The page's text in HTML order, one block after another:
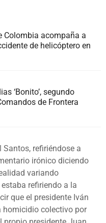
Colombia acompaña a
de helicóptero en
‘Bonito’, segundo
de Frontera
refiriéndose a
irónico diciendo
variando
refiriendo a la
que el presidente Iván
homicidio colectivo por